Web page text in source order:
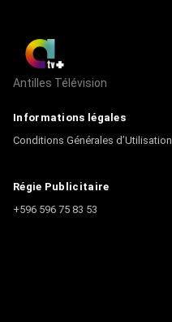
Antilles Télévision
Informations légales
Conditions Générales d’Utilisation
Régie Publicitaire
+596 596 75 83 53